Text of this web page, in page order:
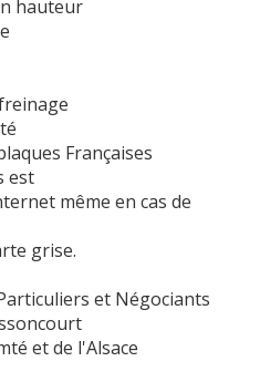
hauteur
Françaises
est
même en cas de
grise.
et Négociants
et de l'Alsace